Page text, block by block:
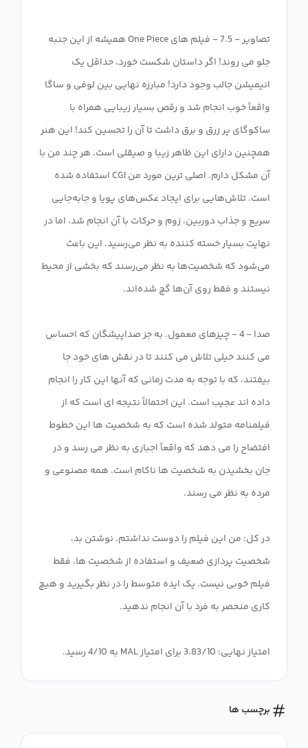
تصاویر - 7.5 - فیلم های One Piece همیشه از این جنبه
جلو می روند! اگر داستان شکست خورد، حداقل یک
انیمیشن جالب وجود دارد! مبارزه نهایی بین لوفی و ​​ساگا
واقعاً خوب انجام شد و رقص بسیار زیبایی همراه با
ساکوگای پر زرق و برق داشت تا آن را تحسین کند! این هنر
همچنین دارای این ظاهر زیبا و صیقلی است. هر چند من با
آن مشکل دارم. اصلی ترین مورد من CGI استفاده شده
است. تلاش‌هایی برای ایجاد عکس‌های پویا و جابه‌جایی
سریع و جذاب دوربین، زوم و حرکات با آن انجام شد، اما در
نهایت بسیار خسته کننده به نظر می‌رسید. این باعث
می‌شود که شخصیت‌ها به نظر می‌رسند که بخشی از محیط
صدا - 4 - چیزهای معمول. به جز صداپیشگان که احساس
می کنند خیلی تلاش می کنند تا در نقش های خود جا
بیفتند، که با توجه به مدت زمانی که آنها این کار را انجام
داده اند عجیب است. این احتمالاً نتیجه ای است که از
فیلمنامه متولد شده است که به شخصیت ها این خطوط
افتضاح را می دهد که واقعاً اجباری به نظر می رسد و در
جان بخشیدن به شخصیت ها ناکام است. همه مصنوعی و
در کل: من این فیلم را دوست نداشتم. نوشتن بد،
شخصیت پردازی ضعیف و استفاده از شخصیت ها، فقط
فیلم خوبی نیست. یک ایده متوسط ​​را در نظر بگیرید و هیچ
امتیاز نهایی: 3.83/10 برای امتیاز MAL به 4/10 رسید.
برچسب ها